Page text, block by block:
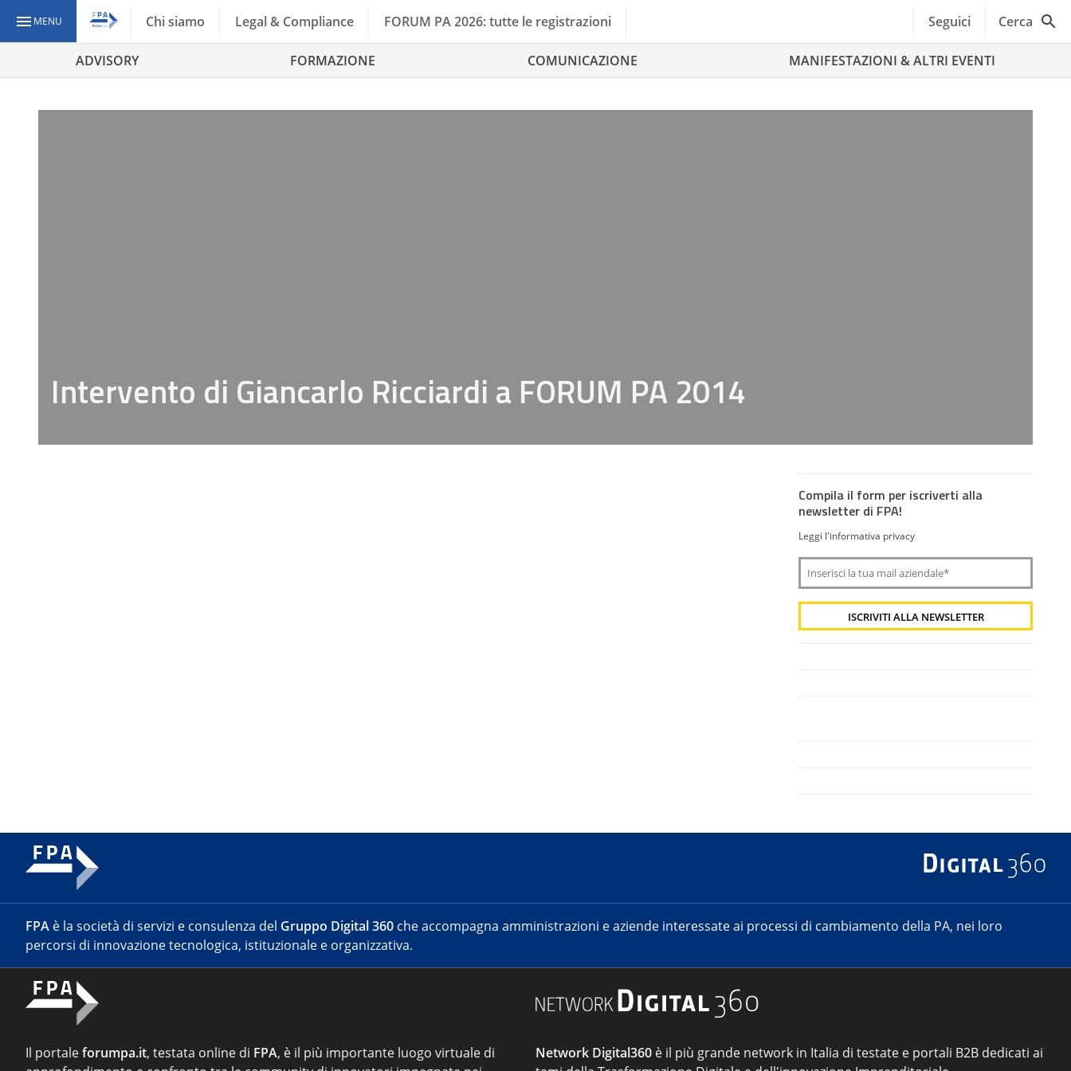
MENU Chi siamo Legal & Compliance FORUM PA 2026: tutte le registrazioni Seguici Cerca
ADVISORY FORMAZIONE COMUNICAZIONE MANIFESTAZIONI & ALTRI EVENTI
Intervento di Giancarlo Ricciardi a FORUM PA 2014
Compila il form per iscriverti alla
newsletter di FPA!
Leggi l'informativa privacy
FPA è la società di servizi e consulenza del Gruppo Digital 360 che accompagna amministrazioni e aziende interessate ai processi di cambiamento della PA, nei loro
percorsi di innovazione tecnologica, istituzionale e organizzativa.
Il portaleforumpa.it, testata online di FPA, è il più importante luogo virtuale di
Network Digital360 è il più grande network in Italia di testate e portali B2B dedicati ai